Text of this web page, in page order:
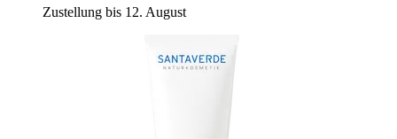
Zustellung bis 12. August